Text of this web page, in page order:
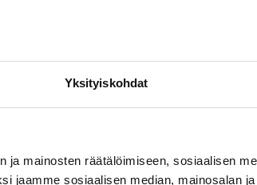
Yksityiskohdat
ja mainosten räätälöimiseen, sosiaalisen
jaamme sosiaalisen median, mainosalan